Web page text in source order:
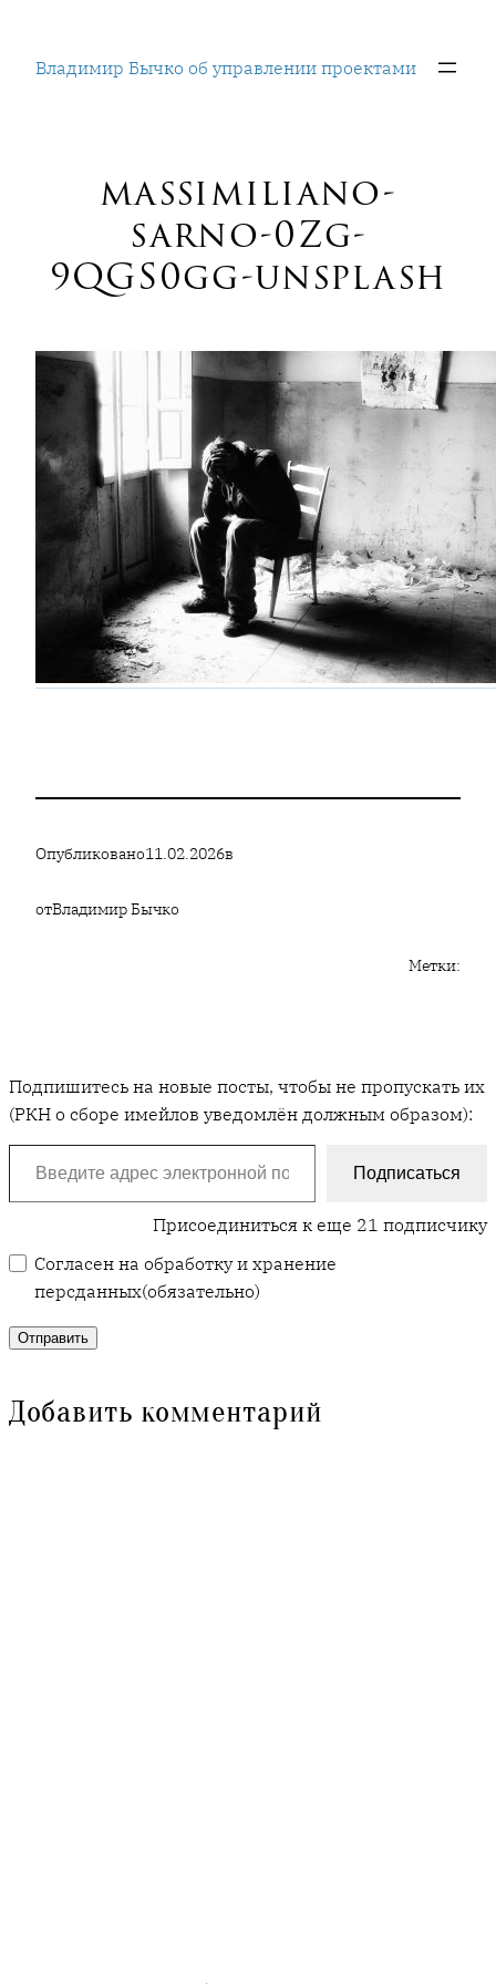
содержимому
Владимир Бычко об управлении проектами
massimiliano-
sarno-0Zg-
9QGS0gg-unsplash
Опубликовано11.02.2026в
отВладимир Бычко
Метки:
Подпишитесь на новые посты, чтобы не пропускать их
(РКН о сборе имейлов уведомлён должным образом):
Введите адрес электронной почты…
Подписаться
Присоединиться к еще 21 подписчику
Согласен на обработку и хранение
персданных(обязательно)
Отправить
Добавить комментарий